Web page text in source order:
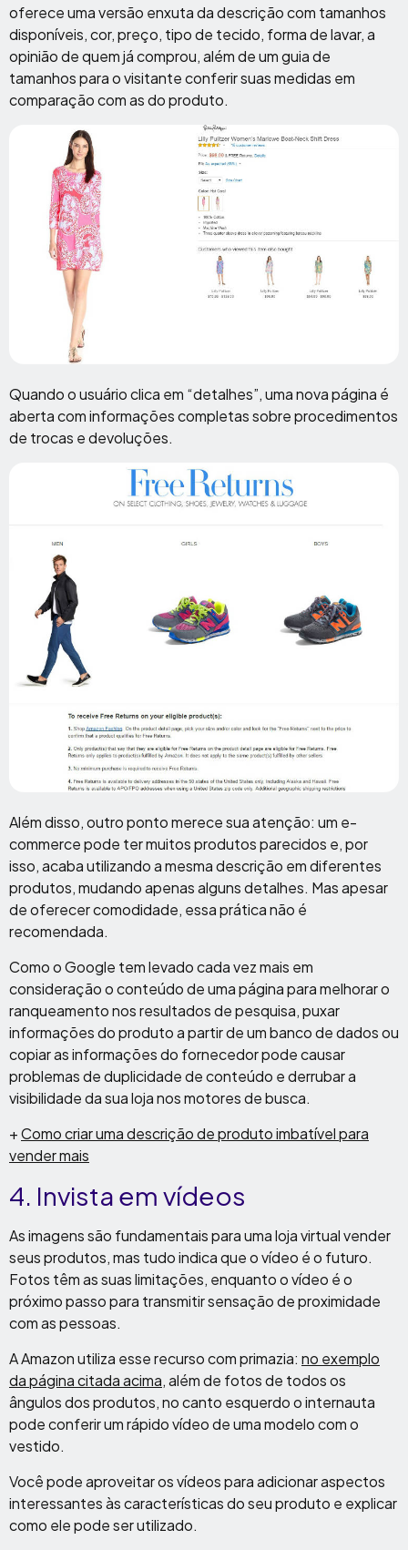
oferece uma versão enxuta da descrição com tamanhos
disponíveis, cor, preço, tipo de tecido, forma de lavar, a
opinião de quem já comprou, além de um guia de
tamanhos para o visitante conferir suas medidas em
comparação com as do produto.
Quando o usuário clica em “detalhes”, uma nova página é
aberta com informações completas sobre procedimentos
de trocas e devoluções.
Além disso, outro ponto merece sua atenção: um e-
commerce pode ter muitos produtos parecidos e, por
isso, acaba utilizando a mesma descrição em diferentes
produtos, mudando apenas alguns detalhes. Mas apesar
de oferecer comodidade, essa prática não é
recomendada.
Como o Google tem levado cada vez mais em
consideração o conteúdo de uma página para melhorar o
ranqueamento nos resultados de pesquisa, puxar
informações do produto a partir de um banco de dados ou
copiar as informações do fornecedor pode causar
problemas de duplicidade de conteúdo e derrubar a
visibilidade da sua loja nos motores de busca.
+Como criar uma descrição de produto imbatível para
vender mais
4. Invista em vídeos
As imagens são fundamentais para uma loja virtual vender
seus produtos, mas tudo indica que o vídeo é o futuro.
Fotos têm as suas limitações, enquanto o vídeo é o
próximo passo para transmitir sensação de proximidade
com as pessoas.
A Amazon utiliza esse recurso com primazia: no exemplo
da página citada acima, além de fotos de todos os
ângulos dos produtos, no canto esquerdo o internauta
pode conferir um rápido vídeo de uma modelo com o
vestido.
Você pode aproveitar os vídeos para adicionar aspectos
interessantes às características do seu produto e explicar
como ele pode ser utilizado.